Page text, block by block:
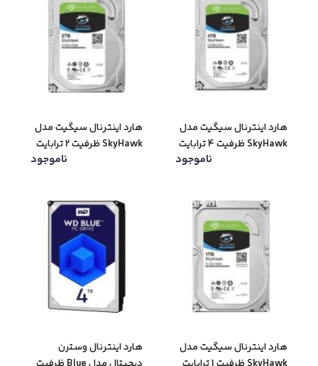
هارد اینترنال سیگیت مدل
SkyHawk ظرفیت 4 ترابایت
ناموجود
هارد اینترنال سیگیت مدل
SkyHawk ظرفیت 2 ترابایت
ناموجود
هارد اینترنال سیگیت مدل
هارد اینترنال وسترن